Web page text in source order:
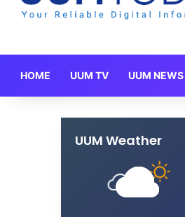
HOME UUM TV UUM NEWS
UUM Weather